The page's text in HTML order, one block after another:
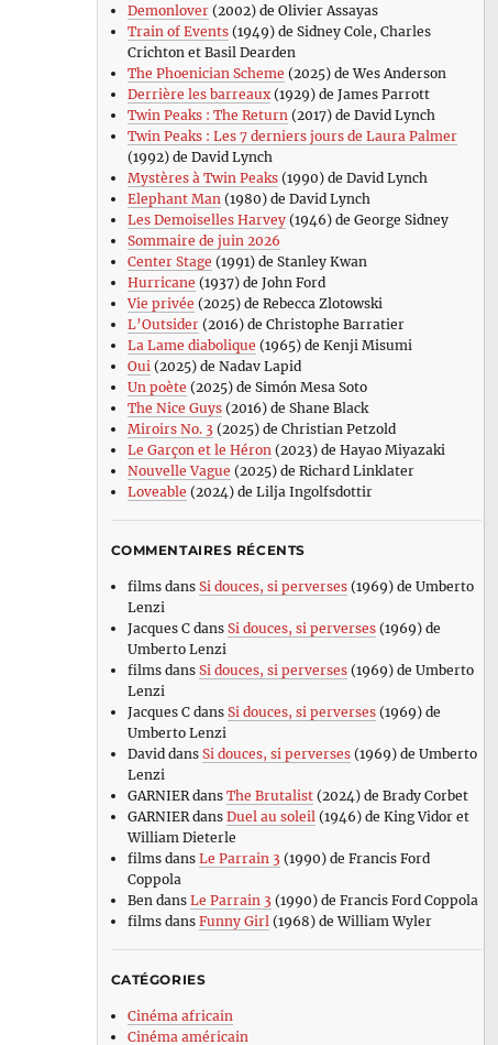
Demonlover(2002) de Olivier Assayas
Train of Events(1949) de Sidney Cole, Charles
Crichton et Basil Dearden
The Phoenician Scheme (2025) de Wes Anderson
Derrière les barreaux(1929) de James Parrott
Twin Peaks : The Return(2017) de David Lynch
Twin Peaks : Les 7 derniers jours de Laura Palmer
(1992) de David Lynch
Mystères à Twin Peaks(1990) de David Lynch
Elephant Man(1980) de David Lynch
Les Demoiselles Harvey(1946) de George Sidney
Sommaire de juin 2026
Center Stage (1991) de Stanley Kwan
Hurricane (1937) de John Ford
Vie privée (2025) de Rebecca Zlotowski
L’Outsider(2016) de Christophe Barratier
La Lame diabolique (1965) de Kenji Misumi
Oui(2025) de Nadav Lapid
Un poète (2025) de Simón Mesa Soto
The Nice Guys(2016) de Shane Black
Miroirs No. 3 (2025) de Christian Petzold
Le Garçon et le Héron(2023) de Hayao Miyazaki
Nouvelle Vague (2025) de Richard Linklater
Loveable (2024) de Lilja Ingolfsdottir
COMMENTAIRES RÉCENTS
filmsdans Si douces, si perverses(1969) de Umberto
Lenzi
Jacques Cdans Si douces, si perverses(1969) de
Umberto Lenzi
filmsdans Si douces, si perverses(1969) de Umberto
Lenzi
Jacques Cdans Si douces, si perverses(1969) de
Umberto Lenzi
David dans Si douces, si perverses(1969) de Umberto
Lenzi
GARNIERdans The Brutalist(2024) de Brady Corbet
GARNIERdans Duel au soleil (1946) de King Vidor et
William Dieterle
filmsdans Le Parrain 3 (1990) de Francis Ford
Coppola
Ben dans Le Parrain 3 (1990) de Francis Ford Coppola
filmsdans Funny Girl (1968) de William Wyler
CATÉGORIES
Cinéma africain
Cinéma américain